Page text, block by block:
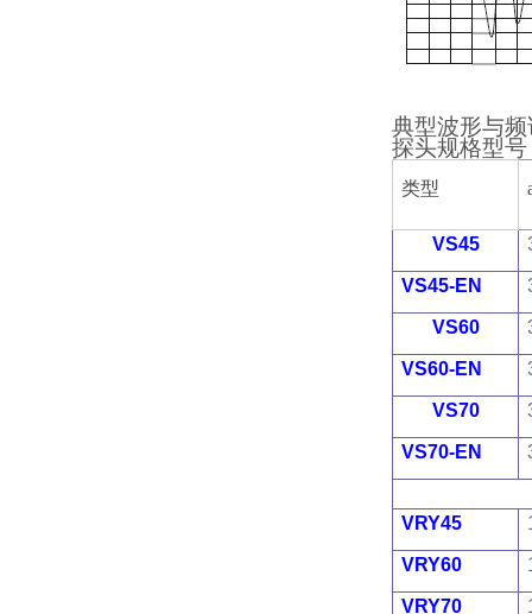
典型波形与频
探头规格型号
类型
VS45
VS45-EN
VS60
VS60-EN
VS70
VS70-EN
VRY45
VRY60
VRY70